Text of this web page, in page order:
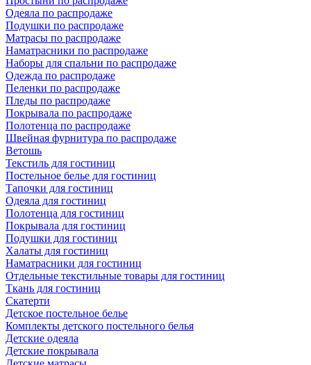
Одеяла по распродаже
Подушки по распродаже
Матрасы по распродаже
Наматрасники по распродаже
Наборы для спальни по распродаже
Одежда по распродаже
Пеленки по распродаже
Пледы по распродаже
Покрывала по распродаже
Полотенца по распродаже
Швейная фурнитура по распродаже
Ветошь
Текстиль для гостиниц
Постельное белье для гостиниц
Тапочки для гостиниц
Одеяла для гостиниц
Полотенца для гостиниц
Покрывала для гостиниц
Подушки для гостиниц
Халаты для гостиниц
Наматрасники для гостиниц
Отдельные текстильные товары для гостиниц
Ткань для гостиниц
Скатерти
Детское постельное белье
Комплекты детского постельного белья
Детские одеяла
Детские покрывала